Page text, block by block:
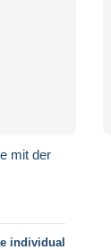
mit der
individual